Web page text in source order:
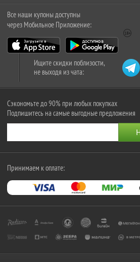
Все наши купоны доступны
через Мобильное Приложение:
Ищите скидки поблизости,
не выходя из чата:
Сэкономьте до 90% при любых покупках
Подпишитесь на самые выгодные предложения
Принимаем к оплате: